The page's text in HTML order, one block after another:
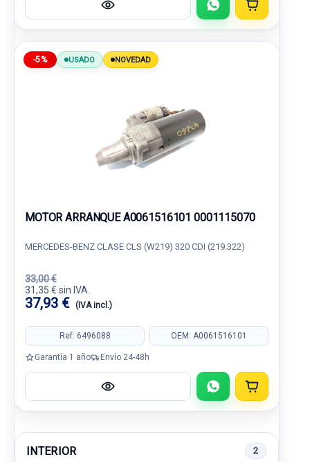
-5% USADO NOVEDAD
MOTOR ARRANQUE A0061516101 0001115070
MERCEDES-BENZ CLASE CLS (W219) 320 CDI (219.322)
33,00 €
31,35 € sin IVA.
37,93 € (IVA incl.)
Ref: 6496088 OEM: A0061516101
Garantía 1 año Envío 24-48h
INTERIOR 2